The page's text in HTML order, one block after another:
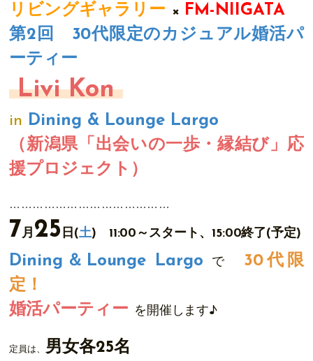
リビングギャラリー × FM-NIIGATA
第2回 30代限定のカジュアル婚活パ
ーティー
Livi Kon
in Dining & Lounge Largo
（新潟県「出会いの一歩・縁結び」応
援プロジェクト）
……………………………………
7月 25 日 (土) 11:00～スタート、15:00終了(予定)
Dining＆Lounge Largo で 30代限
定！
婚活パーティー を開催します♪
定員 は、 男女各25名